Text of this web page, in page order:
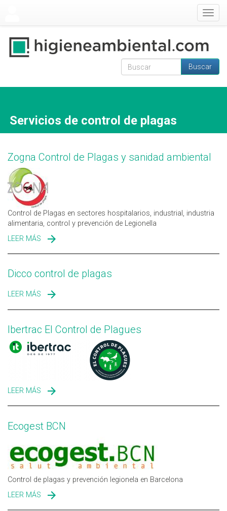
Formulario de
Buscar
Servicios de control de plagas
Zogna Control de Plagas y sanidad ambiental
Control de Plagas en sectores hospitalarios, industrial, industria
alimentaria, control y prevención de Legionella
LEER MÁS SOBRE ZOGNA CONTROL DE PLAGAS Y SANIDAD
Dicco control de plagas
LEER MÁS SOBRE DICCO CONTROL DE PLAGAS
Ibertrac El Control de Plagues
LEER MÁS SOBRE IBERTRAC EL CONTROL DE PLAGUES
Ecogest BCN
Control de plagas y prevención legionela en Barcelona
LEER MÁS SOBRE ECOGEST BCN